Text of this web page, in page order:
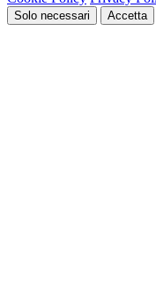
Solo necessari Accetta